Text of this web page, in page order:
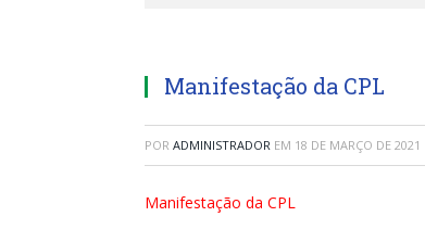
Manifestação da CPL
POR ADMINISTRADOR EM 18 DE MARÇO DE 2021
Manifestação da CPL